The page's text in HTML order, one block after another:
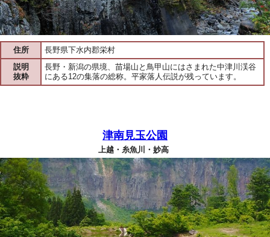
住所
長野県下水内郡栄村
説明
抜粋
長野・新潟の県境、苗場山と鳥甲山にはさまれた中津川渓谷
にある12の集落の総称。平家落人伝説が残っています。
津南見玉公園
上越・糸魚川・妙高